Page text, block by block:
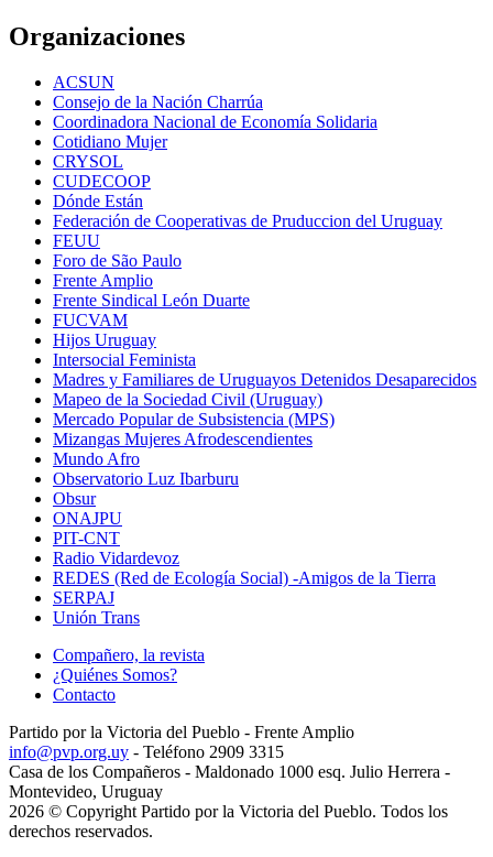
Organizaciones
ACSUN
Consejo de la Nación Charrúa
Coordinadora Nacional de Economía Solidaria
Cotidiano Mujer
CRYSOL
CUDECOOP
Dónde Están
Federación de Cooperativas de Pruduccion del Uruguay
FEUU
Foro de São Paulo
Frente Amplio
Frente Sindical León Duarte
FUCVAM
Hijos Uruguay
Intersocial Feminista
Madres y Familiares de Uruguayos Detenidos Desaparecidos
Mapeo de la Sociedad Civil (Uruguay)
Mercado Popular de Subsistencia (MPS)
Mizangas Mujeres Afrodescendientes
Mundo Afro
Observatorio Luz Ibarburu
Obsur
ONAJPU
PIT-CNT
Radio Vidardevoz
REDES (Red de Ecología Social) -Amigos de la Tierra
SERPAJ
Unión Trans
Compañero, la revista
¿Quiénes Somos?
Contacto
Partido por la Victoria del Pueblo - Frente Amplio
info@pvp.org.uy - Teléfono 2909 3315
Casa de los Compañeros - Maldonado 1000 esq. Julio Herrera -
Montevideo, Uruguay
2026 © Copyright Partido por la Victoria del Pueblo. Todos los
derechos reservados.